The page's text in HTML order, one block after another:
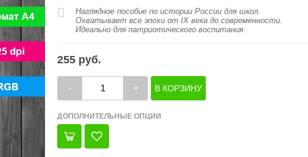
Наглядное пособие по истории России для школ.
Охватывает все эпохи от IX века до современности.
Идеально для патриотического воспитания.
255 руб.
- +
ДОПОЛНИТЕЛЬНЫЕ ОПЦИИ